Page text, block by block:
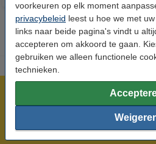
voorkeuren op elk moment
privacybeleid leest u hoe we met
links naar beide pagina's vindt u
accepteren om akkoord te gaan.
gebruiken we alleen functionele
technieken.
Meer dan 5 miljoen klanten!
Laagsteprijsgarantie!